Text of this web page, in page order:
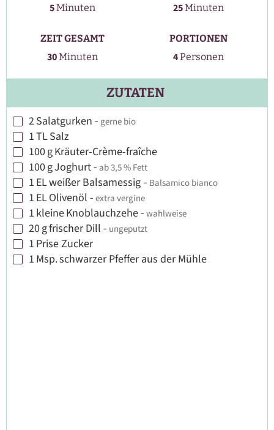
5Minuten
Minuten 25Minuten
Minuten
ZEIT GESAMT
30Minuten
Minuten
PORTIONEN
4Personen
ZUTATEN
▢
2Salatgurken - gerne bio
▢
1TLSalz
▢
100gKräuter-Crème-fraîche
▢
100gJoghurt - ab 3,5 % Fett
▢
1 ELweißer Balsamessig - Balsamico bianco
▢
1 ELOlivenöl - extra vergine
▢
1 kleineKnoblauchzehe - wahlweise
▢
20gfrischer Dill - ungeputzt
▢
1 PriseZucker
▢
1 Msp.schwarzer Pfeffer aus der Mühle